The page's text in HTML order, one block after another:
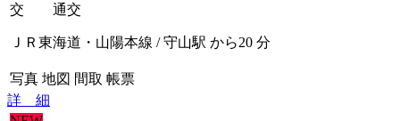
交 通交
ＪＲ東海道・山陽本線 / 守山駅 から20 分
写真 地図 間取 帳票
詳 細